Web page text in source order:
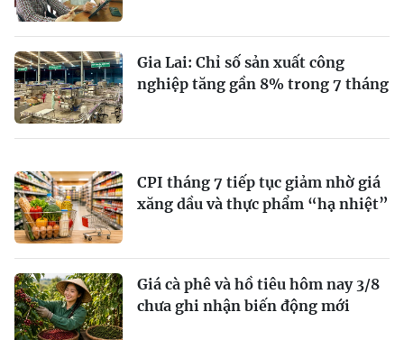
Gia Lai: Chỉ số sản xuất công
nghiệp tăng gần 8% trong 7 tháng
CPI tháng 7 tiếp tục giảm nhờ giá
xăng dầu và thực phẩm “hạ nhiệt”
Giá cà phê và hồ tiêu hôm nay 3/8
chưa ghi nhận biến động mới